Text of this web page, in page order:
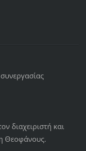
διαχειριστή και
Θεοφάνους.